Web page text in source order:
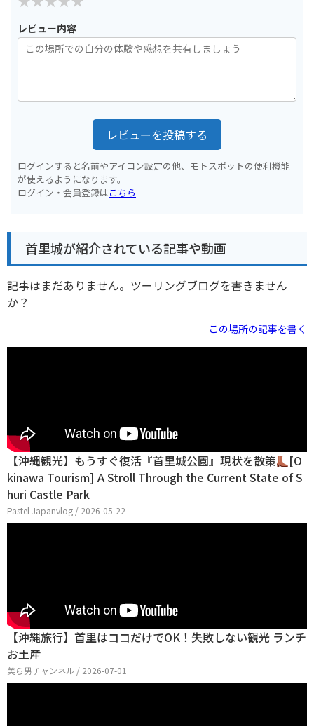
レビュー内容
レビューを投稿する
ログインすると名前やアイコン設定の他、モトスポットの便利機能
が使えるようになります。
ログイン・会員登録はこちら
首里城が紹介されている記事や動画
記事はまだありません。ツーリングブログを書きません
か？
この場所の記事を書く
【沖縄観光】もうすぐ復活『首里城公園』現状を散策
[O
kinawa Tourism] A Stroll Through the Current State of S
huri Castle Park
Pastel Japanvlog / 2026-05-22
【沖縄旅行】首里はココだけでOK！失敗しない観光 ランチ
お土産
美ら男チャンネル / 2026-07-01